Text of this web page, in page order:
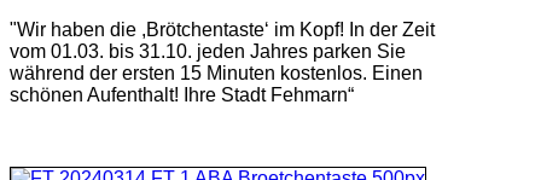
"Wir haben die ,Brötchentaste‘ im Kopf! In der Zeit
vom 01.03. bis 31.10. jeden Jahres parken Sie
während der ersten 15 Minuten kostenlos. Einen
schönen Aufenthalt! Ihre Stadt Fehmarn“